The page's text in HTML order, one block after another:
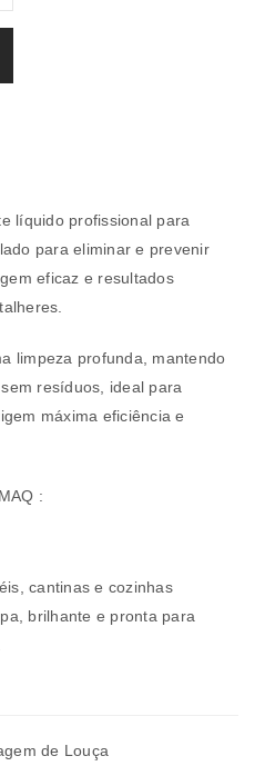
líquido profissional para
para eliminar e prevenir
eficaz e resultados
limpeza profunda, mantendo
resíduos, ideal para
máxima eficiência e
:
cantinas e cozinhas
brilhante e pronta para
de Louça